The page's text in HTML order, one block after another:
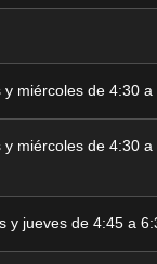
y miércoles de 4:30
y miércoles de 4:30 a
y jueves de 4:45 a